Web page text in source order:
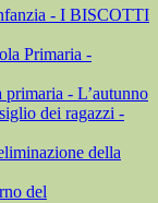
- I BISCOTTI
Primaria -
- L’autunno
dei ragazzi -
della
del